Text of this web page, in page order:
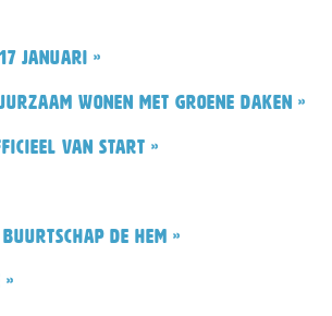
januari »
wonen met groene daken »
van start »
De Hem »